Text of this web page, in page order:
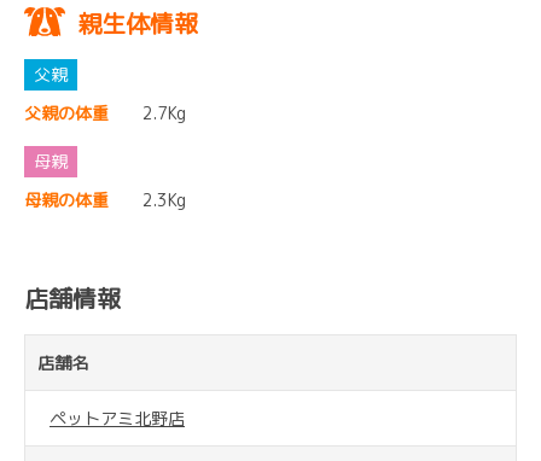
親生体情報
父親の体重 2.7Kg
母親の体重 2.3Kg
店舗情報
店舗名
ペットアミ北野店